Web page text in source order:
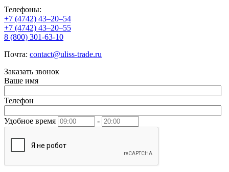
Телефоны:
+7 (4742) 43–20–54
+7 (4742) 43–20–55
8 (800) 301-63-10
Почта: contact@uliss-trade.ru
Заказать звонок
Ваше имя
Телефон
Удобное время -